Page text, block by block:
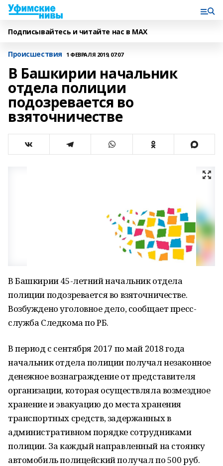
Подписывайтесь и читайте нас в MAX
Происшествия 1 ФЕВРАЛЯ 2019, 07:07
В Башкирии начальник
отдела полиции
подозревается во
взяточничестве
В Башкирии 45-летний начальник отдела
полиции подозревается во взяточничестве.
Возбуждено уголовное дело, сообщает пресс-
служба Следкома по РБ.
В период с сентября 2017 по май 2018 года
начальник отдела полиции получал незаконное
денежное вознаграждение от представителя
организации, которая осуществляла возмездное
хранение и эвакуацию до места хранения
транспортных средств, задержанных в
административном порядке сотрудниками
полиции. За каждый направленный на стоянку
автомобиль полицейский получал по 500 руб.